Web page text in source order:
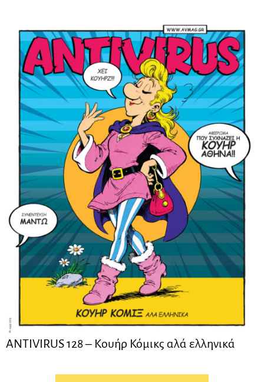
ANTIVIRUS 128 – Kουήρ Κόμικς αλά ελληνικά